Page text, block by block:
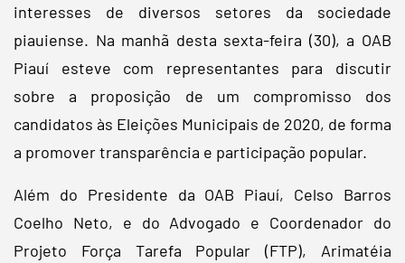
interesses de diversos setores da sociedade
piauiense. Na manhã desta sexta-feira (30), a OAB
Piauí esteve com representantes para discutir
sobre a proposição de um compromisso dos
candidatos às Eleições Municipais de 2020, de forma
a promover transparência e participação popular.
Além do Presidente da OAB Piauí, Celso Barros
Coelho Neto, e do Advogado e Coordenador do
Projeto Força Tarefa Popular (FTP), Arimatéia